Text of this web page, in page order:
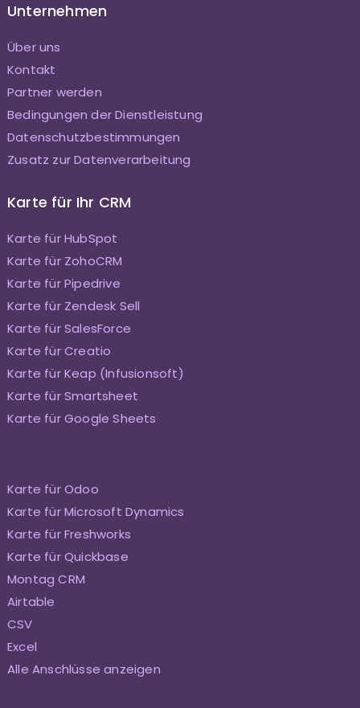
Unternehmen
Über uns
Kontakt
Partner werden
Bedingungen der Dienstleistung
Datenschutzbestimmungen
Zusatz zur Datenverarbeitung
Karte für Ihr CRM
Karte für HubSpot
Karte für ZohoCRM
Karte für Pipedrive
Karte für Zendesk Sell
Karte für SalesForce
Karte für Creatio
Karte für Keap (Infusionsoft)
Karte für Smartsheet
Karte für Google Sheets
Karte für Odoo
Karte für Microsoft Dynamics
Karte für Freshworks
Karte für Quickbase
Montag CRM
Airtable
CSV
Excel
Alle Anschlüsse anzeigen